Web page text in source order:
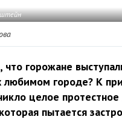
что горожане
любимом городе? К
целое протестное
пытается